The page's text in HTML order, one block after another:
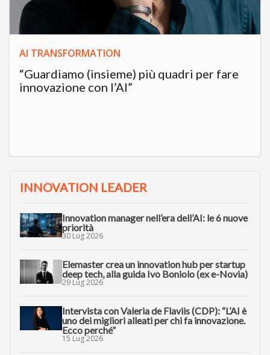
AI TRANSFORMATION
“Guardiamo (insieme) più quadri per fare
innovazione con l’AI”
INNOVATION LEADER
Innovation manager nell’era dell’AI: le 6 nuove
priorità
30 Lug 2026
Elemaster crea un innovation hub per startup
deep tech, alla guida Ivo Boniolo (ex e-Novia)
29 Lug 2026
Intervista con Valeria de Flaviis (CDP): “L’AI è
uno dei migliori alleati per chi fa innovazione.
Ecco perché”
15 Lug 2026